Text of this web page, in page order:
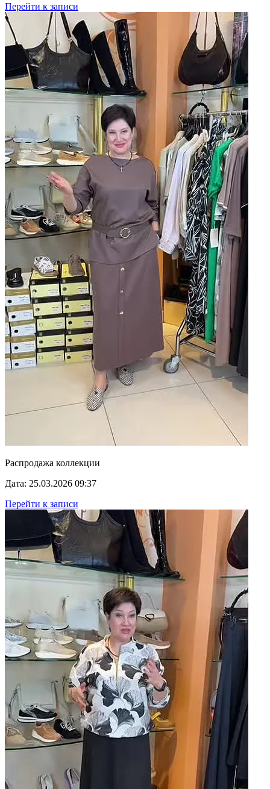
Перейти к записи
Распродажа коллекции
Дата: 25.03.2026 09:37
Перейти к записи